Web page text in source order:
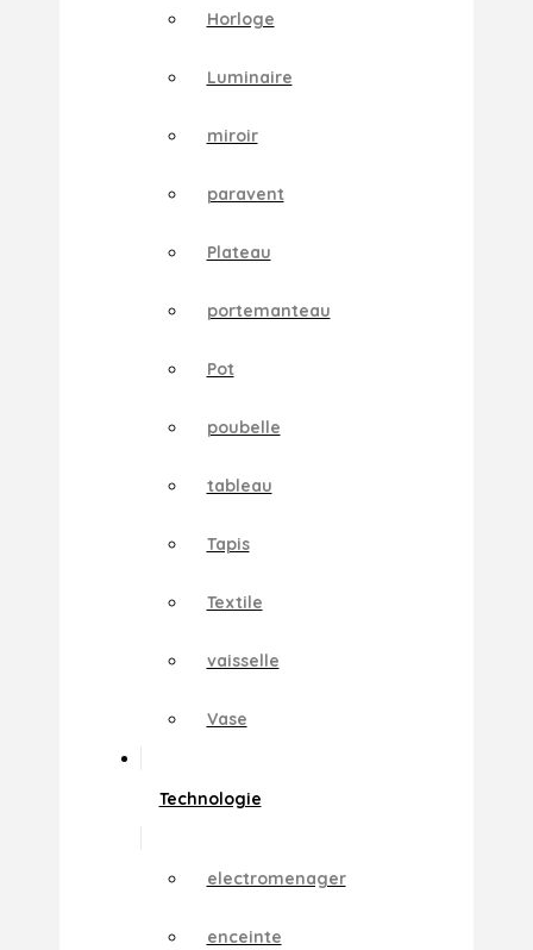
Horloge
Luminaire
miroir
paravent
Plateau
portemanteau
Pot
poubelle
tableau
Tapis
Textile
vaisselle
Vase
Technologie
electromenager
enceinte